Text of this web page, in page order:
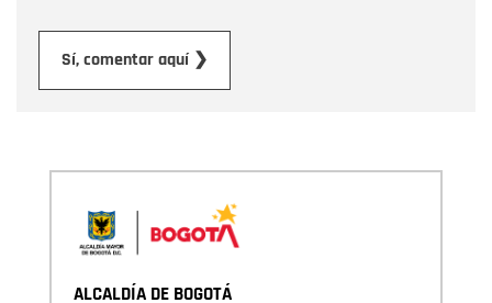
Sí, comentar aquí ❯
ALCALDÍA DE BOGOTÁ